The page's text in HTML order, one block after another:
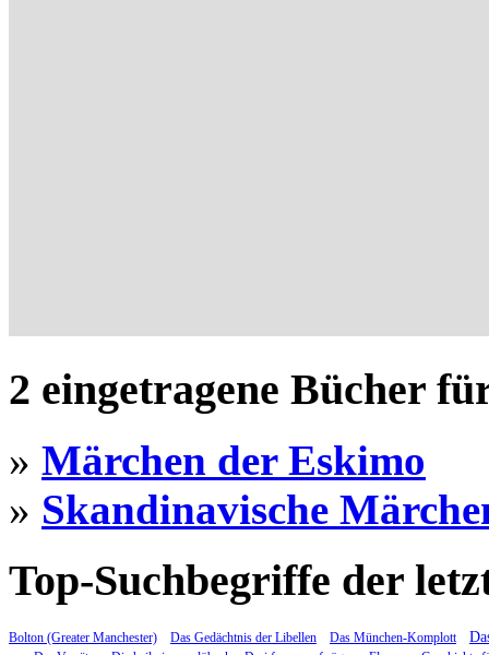
2 eingetragene Bücher
» Märchen der Eskimo
» Skandinavische
Top-Suchbegriffe der
Bolton (Greater Manchester) Das Gedächtnis der Libellen Das München-Komplott